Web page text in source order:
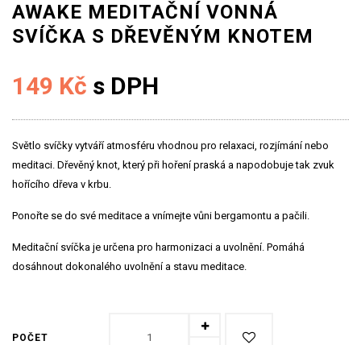
AWAKE MEDITAČNÍ VONNÁ
SVÍČKA S DŘEVĚNÝM KNOTEM
149 Kč s DPH
Světlo svíčky vytváří atmosféru vhodnou pro relaxaci, rozjímání nebo
meditaci. Dřevěný knot, který při hoření praská a napodobuje tak zvuk
hořícího dřeva v krbu.
Ponořte se do své meditace a vnímejte vůni bergamontu a pačili.
Meditační svíčka je určena pro harmonizaci a uvolnění. Pomáhá
dosáhnout dokonalého uvolnění a stavu meditace.
POČET